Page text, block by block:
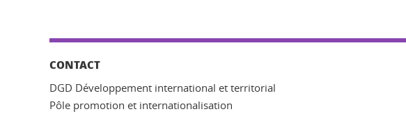
CONTACT
DGD Développement international et territorial
Pôle promotion et internationalisation